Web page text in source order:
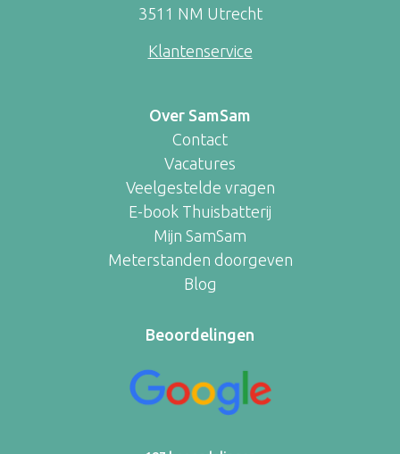
3511 NM Utrecht
Klantenservice
Over SamSam
Contact
Vacatures
Veelgestelde vragen
E-book Thuisbatterij
Mijn SamSam
Meterstanden doorgeven
Blog
Beoordelingen